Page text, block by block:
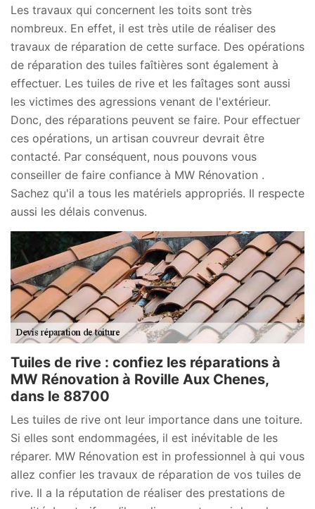
Les travaux qui concernent les toits sont très
nombreux. En effet, il est très utile de réaliser des
travaux de réparation de cette surface. Des opérations
de réparation des tuiles faîtières sont également à
effectuer. Les tuiles de rive et les faîtages sont aussi
les victimes des agressions venant de l'extérieur.
Donc, des réparations peuvent se faire. Pour effectuer
ces opérations, un artisan couvreur devrait être
contacté. Par conséquent, nous pouvons vous
conseiller de faire confiance à MW Rénovation .
Sachez qu'il a tous les matériels appropriés. Il respecte
aussi les délais convenus.
Tuiles de rive : confiez les réparations à
MW Rénovation à Roville Aux Chenes,
dans le 88700
Les tuiles de rive ont leur importance dans une toiture.
Si elles sont endommagées, il est inévitable de les
réparer. MW Rénovation est in professionnel à qui vous
allez confier les travaux de réparation de vos tuiles de
rive. Il a la réputation de réaliser des prestations de